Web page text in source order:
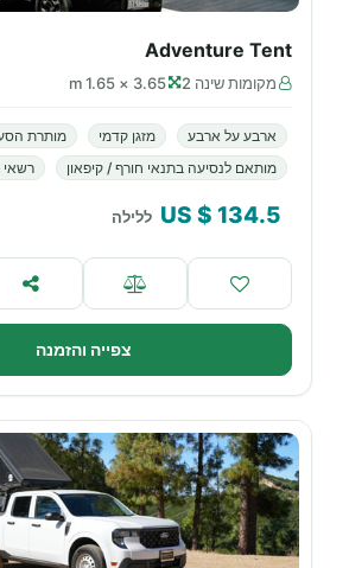
Adventure Tent
מקומות שינה 2 3.65 × 1.65 m
ארבע על ארבע מזגן קדמי
מותרת
מותאם לנסיעה בתנאי חורף / קיפאון
רשאי
134.5
$ US ללילה
צפייה והזמנה